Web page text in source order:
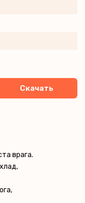
Скачать
врага.